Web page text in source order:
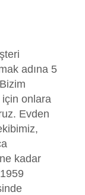
adına 5
onlara
Evden
kadar